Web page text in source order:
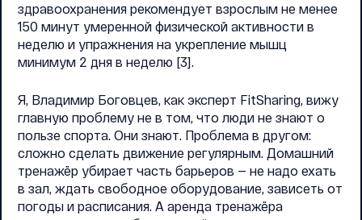
здравоохранения рекомендует взрослым не менее
150 минут умеренной физической активности в
неделю и упражнения на укрепление мышц
минимум 2 дня в неделю [3].
Я, Владимир Боговцев, как эксперт FitSharing, вижу
главную проблему не в том, что люди не знают о
пользе спорта. Они знают. Проблема в другом:
сложно сделать движение регулярным. Домашний
тренажёр убирает часть барьеров — не надо ехать
в зал, ждать свободное оборудование, зависеть от
погоды и расписания. А аренда тренажёра